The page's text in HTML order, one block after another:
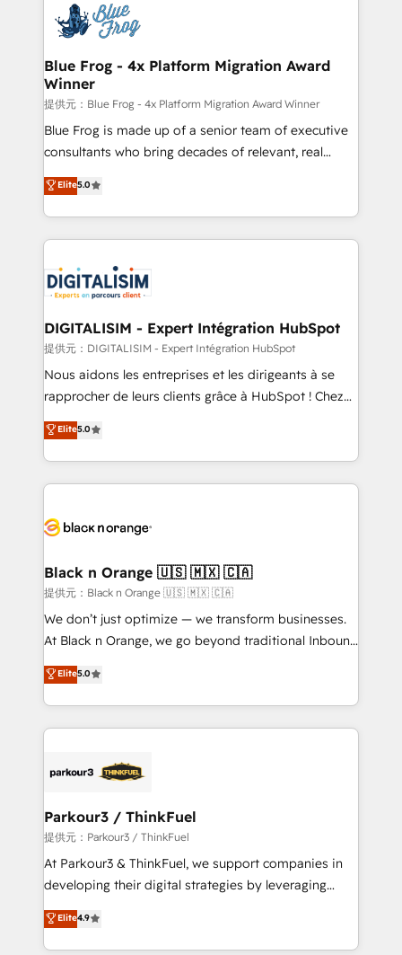
team of 25+ experts Contact us today to help you
get more from your investment in HubSpot.
Implementation partner, we provide expertise to
drive your business forward. Since 2015 we are fully
dedicated to HubSpot and with an experienced
team (50+), we work with reputable companies in
B2B sectors such as manufacturing, SaaS and
business services. We prepare a customized
business case that demonstrates the value and
detailed financial rationale with a focus on ROI and
TCO. As a trusted extension of your team, we
business up for long-term success. Unlock your
business. If not now, when?
Blue Frog - 4x Platform Migration Award
Winner
提供元：Blue Frog - 4x Platform Migration Award Winner
Blue Frog is made up of a senior team of executive
consultants who bring decades of relevant, real
world experience to our client engagements. "Blue
Frog is a top, trusted partner in HubSpot's
ecosystem for a reason. Their team brings over a
decade of experience to the table, along with deep
for driving growth. They are committed to helping
our customers grow and finding solutions that fit
their unique business needs. We are thrilled to have
Blue Frog in the HubSpot ecosystem leading the
way for customers!" - Yamini Rangan, CEO of
HubSpot “Our experience with the team at Blue Frog
of experience and quality of skilled staff has earned
them a trusted reputation within the HubSpot
clients.” - Brian Garvey, VP, Solutions Partner
Program, HubSpot.
Elite5.0
DIGITALISIM - Expert Intégration HubSpot
提供元：DIGITALISIM - Expert Intégration HubSpot
Nous aidons les entreprises et les dirigeants à se
rapprocher de leurs clients grâce à HubSpot ! Chez
DIGITALISIM, nous avons l'intime conviction que la
réussite des entreprises passe par l’innovation web,
le marketing digital, et la relation client ! C'est
pourquoi, nos experts sont à la fois capables de
référencement, votre stratégie digitale et le pilotage
projet HubSpot avec DIGITALISIM : 🧽 Nettoyage,
migration et intégration des bases de données. 🚀
Développement des interfaces avec vos logiciels
métiers ⚙️ Configuration de la plateforme HubSpot
Book Process & Guidelines utilisateurs 🎓
Formations des utilisateurs
Elite5.0
Black n Orange 🇺🇸 🇲🇽 🇨🇦
提供元：Black n Orange 🇺🇸 🇲🇽 🇨🇦
We don’t just optimize — we transform businesses.
At Black n Orange, we go beyond traditional Inbound
Marketing with our exclusive methodologies:
BOOMS and BOOST. Together, they form a powerful
combination that has driven success for over 800
businesses worldwide. As Elite HubSpot Partners, we
strategies that integrate data-driven marketing,
companies scale faster and smarter. 🔹 BOOMS:
Demand generation for all your buyers With BOOMS,
you invest in 100% of your buyers, accelerating your
growth and positioning yourself as an undisputed
transformation process A methodology designed to
implement HubSpot effectively and optimize your
Elite5.0
Parkour3 / ThinkFuel
提供元：Parkour3 / ThinkFuel
At Parkour3 & ThinkFuel, we support companies in
developing their digital strategies by leveraging
technologies and automating their marketing and
sales processes to generate growth. Our offer spans
from Strategy to Operations. We specialize in CRM
Elite4.9